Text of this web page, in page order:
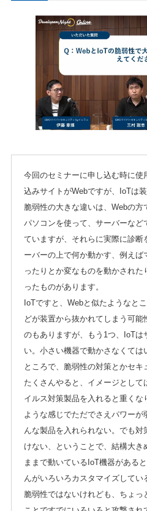
今回のセミナーに申し込む時に使
込みサイトがWebですが、IoTは装
脆弱性の大きな違いは、Webの方
パソコンを使って、サーバーなど
ていますが、それらに実際に診断
ーバーの上で何か動かす、例えば
ったりとか変なものを動かされた
ったものがあります。
IoTですと、Webと似たようなと
どが装置から抜かれてしまう可能
のもありますが、もう1つ、IoTは
い。小さい機器で動かさなくては
ところで、脆弱性の対策とかセキ
たくさんやると、イメージとして
イルス対策製品を入れると重くな
ような感じでただでさえパワーが
んな製品を入れられない。でも対
けない、ということで、結構大き
ままで動いているIoT機器がある
んがいろいろカスタマイズしてい
脆弱性ではないけれども、ちょっ